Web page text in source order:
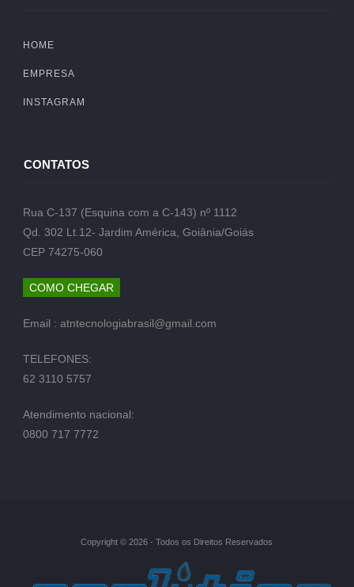
HOME
EMPRESA
INSTAGRAM
CONTATOS
Rua C-137 (Esquina com a C-143) nº 1112
Qd. 302 Lt.12- Jardim América, Goiânia/Goiás
CEP 74275-060
COMO CHEGAR
Email : atntecnologiabrasil@gmail.com
TELEFONES:
62 3110 5757
Atendimento nacional:
0800 717 7772
Copyright © 2026 - Todos os Direitos Reservados